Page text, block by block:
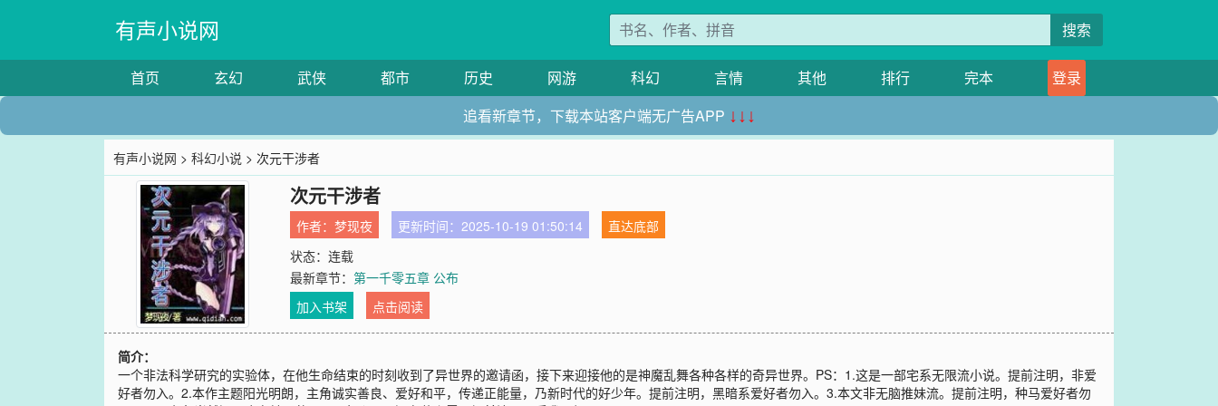
有声小说网 搜索
首页 玄幻 武侠 都市 历史 网游 科幻 言情 其他 排行 完本
登录
追看新章节，下载本站客户端无广告APP ↓↓↓
有声小说网 >科幻小说 > 次元干涉者
次元干涉者
作者：梦现夜 更新时间：2025-10-19 01:50:14
直达底部
状态：连载
最新章节：第一千零五章 公布
加入书架
点击阅读
简介：
一个非法科学研究的实验体，在他生命结束的时刻收到了异世界的邀请函，接下来迎接他的是神魔乱舞各种各样的奇异世界。PS：1.这是一部宅系无限流小说。提前注明，非爱
好者勿入。2.本作主题阳光明朗，主角诚实善良、爱好和平，传递正能量，乃新时代的好少年。提前注明，黑暗系爱好者勿入。3.本文非无脑推妹流。提前注明，种马爱好者勿